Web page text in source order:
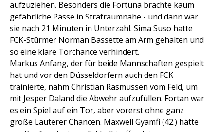
aufzuziehen. Besonders die Fortuna brachte kaum
gefährliche Pässe in Strafraumnähe - und dann war
sie nach 21 Minuten in Unterzahl. Sima Suso hatte
FCK-Stürmer Norman Bassette am Arm gehalten und
so eine klare Torchance verhindert.
Markus Anfang, der für beide Mannschaften gespielt
hat und vor den Düsseldorfern auch den FCK
trainierte, nahm Christian Rasmussen vom Feld, um
mit Jesper Daland die Abwehr aufzufüllen. Fortan war
es ein Spiel auf ein Tor, aber vorerst ohne ganz
große Lauterer Chancen. Maxwell Gyamfi (42.) hätte